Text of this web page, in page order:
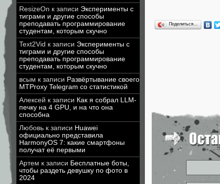
ResizeOn к записи Эксперименты с
тиграми и другие способы
преподавать программирование
студентам, которым скучно
Text2Vid к записи Эксперименты с
тиграми и другие способы
преподавать программирование
студентам, которым скучно
всым к записи Развёртывание своего
MTProxy Telegram со статистикой
Алексей к записи Как я собрал LLM-
печку на 4 GPU, и на что она
способна
Любовь к записи Huawei
официально представила
HarmonyOS 7: какие смартфоны
получат её первыми
Артем к записи Бесплатные боты,
чтобы раздеть девушку по фото в
2024
Поделиться…